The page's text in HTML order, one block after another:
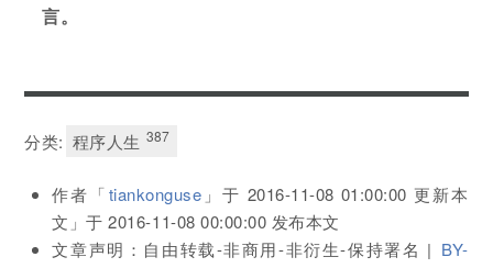
言。
分类: 程序人生 387
作者「tiankonguse 」于 2016-11-08 01:00:00 更新本
文」于2016-11-08 00:00:00 发布本文
文章声明：自由转载-非商用-非衍生-保持署名 | BY-